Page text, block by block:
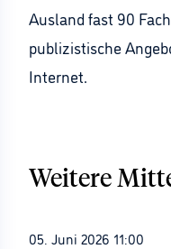
Ausland fast 90
publizistische
Internet.
Weitere
05. Juni 2026 11:00